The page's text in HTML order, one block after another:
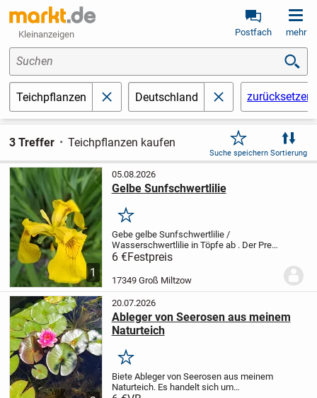
Kleinanzeigen Postfach mehr
Suchen
Teichpflanzen schließenDeutschland schließenzurücksetzen
3 Treffer Teichpflanzen kaufen
Suche speichern Sortierung
1
05.08.2026
Gelbe Sunfschwertlilie
Merken
Gebe gelbe Sunfschwertlilie /
Wasserschwertlilie in Töpfe ab . Der Preis
ist pro Topf. Nur an Selstabholer.
6 €Festpreis
17349 Groß Miltzow
20.07.2026
Ableger von Seerosen aus meinem
Naturteich
Merken
Biete Ableger von Seerosen aus meinem
Naturteich. Es handelt sich um